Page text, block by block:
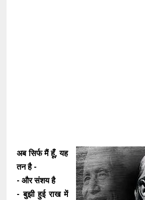
अब सिर्फ मैं हूँ, यह
तन है -
- और संशय है
- बुझी हुई राख में